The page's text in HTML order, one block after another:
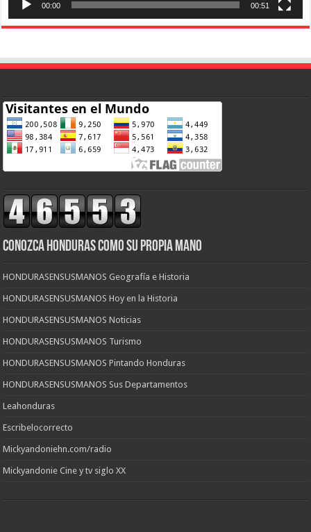
00:00 00:51
CONOZCA HONDURAS COMO SU PROPIA MANO
HONDURASENSUSMANOS Geografía e Historia
HONDURASENSUSMANOS Hoy en la Historia
HONDURASENSUSMANOS Noticias
HONDURASENSUSMANOS Turismo
HONDURASENSUSMANOS Pintando Honduras
HONDURASENSUSMANOS Sus Departamentos
Leahonduras
Escribelocorrecto
Mickyandoniehn.com/radio
Mickyandonie Cine y tv siglo XX